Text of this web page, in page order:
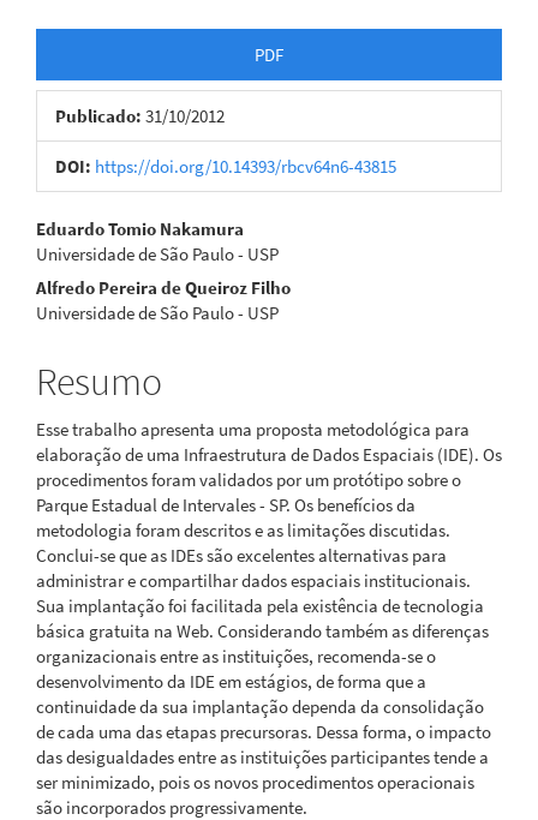
lateral
de
artigos
PDF
Publicado: 31/10/2012
DOI: https://doi.org/10.14393/rbcv64n6-43815
Conteúdo
do
artigo
principal
Eduardo Tomio Nakamura
Universidade de São Paulo - USP
Alfredo Pereira de Queiroz Filho
Universidade de São Paulo - USP
Resumo
Esse trabalho apresenta uma proposta metodológica para
elaboração de uma Infraestrutura de Dados Espaciais (IDE). Os
procedimentos foram validados por um protótipo sobre o
Parque Estadual de Intervales - SP. Os benefícios da
metodologia foram descritos e as limitações discutidas.
Conclui-se que as IDEs são excelentes alternativas para
administrar e compartilhar dados espaciais institucionais.
Sua implantação foi facilitada pela existência de tecnologia
básica gratuita na Web. Considerando também as diferenças
organizacionais entre as instituições, recomenda-se o
desenvolvimento da IDE em estágios, de forma que a
continuidade da sua implantação dependa da consolidação
de cada uma das etapas precursoras. Dessa forma, o impacto
das desigualdades entre as instituições participantes tende a
ser minimizado, pois os novos procedimentos operacionais
são incorporados progressivamente.